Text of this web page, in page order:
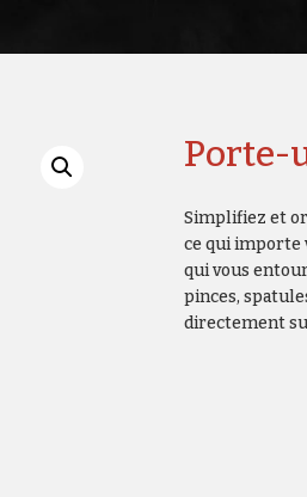
Porte-
Simplifiez et
ce qui importe
qui vous
pinces,
directement